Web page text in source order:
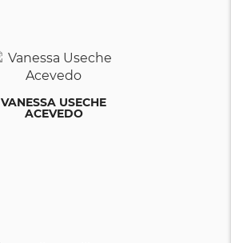
VANESSA USECHE
ACEVEDO